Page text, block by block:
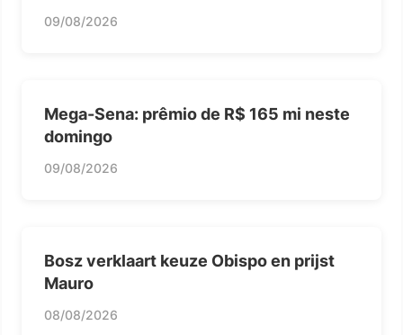
09/08/2026
Mega-Sena: prêmio de R$ 165 mi neste
domingo
09/08/2026
Bosz verklaart keuze Obispo en prijst
Mauro
08/08/2026